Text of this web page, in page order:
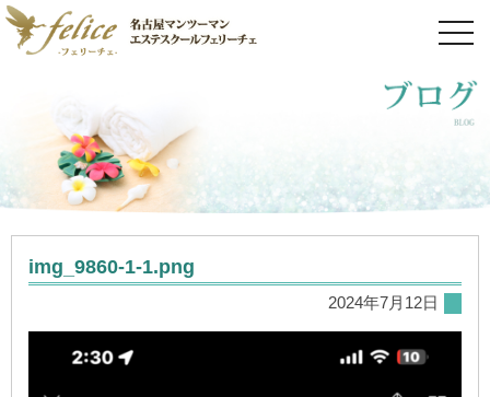
img_9860-1-1.png
2024年7月12日